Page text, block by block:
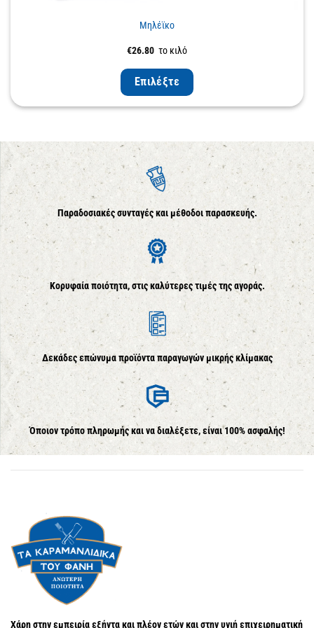
Μηλέϊκο
€26.80 το κιλό
Επιλέξτε
Παραδοσιακές συνταγές και μέθοδοι παρασκευής.
Κορυφαία ποιότητα, στις καλύτερες τιμές της αγοράς.
Δεκάδες επώνυμα προϊόντα παραγωγών μικρής κλίμακας
Όποιον τρόπο πληρωμής και να διαλέξετε, είναι 100% ασφαλής!
Χάρη στην εμπειρία εξήντα και πλέον ετών και στην υγιή επιχειρηματική